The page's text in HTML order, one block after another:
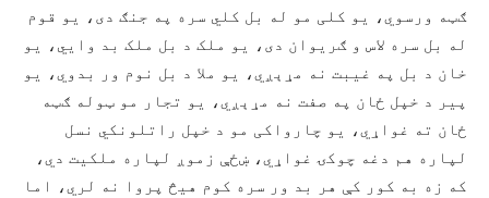
ګټه ورسوي، یو کلی مو له بل کلي سره په جنګ دی، یو قوم
له بل سره لاس و ګریوان دی، یو ملک د بل ملک بد وايي، یو
خان د بل په غیبت نه مړېږي، یو ملا د بل نوم ور بدوي، یو
پير د خپل ځان په صفت نه مړېږي، یو تجار مو ټوله ګټه
ځان ته غواړي، یو چارواکی مو د خپل راتلونکي نسل
لپاره هم دغه چوکۍ غواړي، ښځې زموږ لپاره ملکیت دي،
که زه به کور کې هر بد ور سره کوم هيڅ پروا نه لري، اما